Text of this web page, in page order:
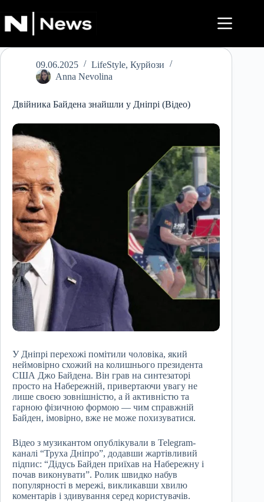
до
вмісту
09.06.2025 LifeStyle, Курйози
Anna Nevolina
Двійника Байдена знайшли у Дніпрі (Відео)
У Дніпрі перехожі помітили чоловіка, який
неймовірно схожий на колишнього президента
США Джо Байдена. Він грав на синтезаторі
просто на Набережній, привертаючи увагу не
лише своєю зовнішністю, а й активністю та
гарною фізичною формою — чим справжній
Байден, імовірно, вже не може похизуватися.
Відео з музикантом опублікували в Telegram-
каналі “Труха Дніпро”, додавши жартівливий
підпис: “Дідусь Байден приїхав на Набережну і
почав виконувати”. Ролик швидко набув
популярності в мережі, викликавши хвилю
коментарів і здивування серед користувачів.